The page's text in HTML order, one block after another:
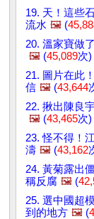
19. 天！這些
流水 🖼️ (
20. 溫家寶做
🖼️ (45,089次)
21. 圖片在此
信 🖼️ (43,644
22. 揪出陳良
🖼️ (43,465次)
23. 怪不得！
濤 🖼️ (43,162
24. 黃菊露出
稱反腐 🖼️ (
25. 選中國超
到的地方 🖼️ (